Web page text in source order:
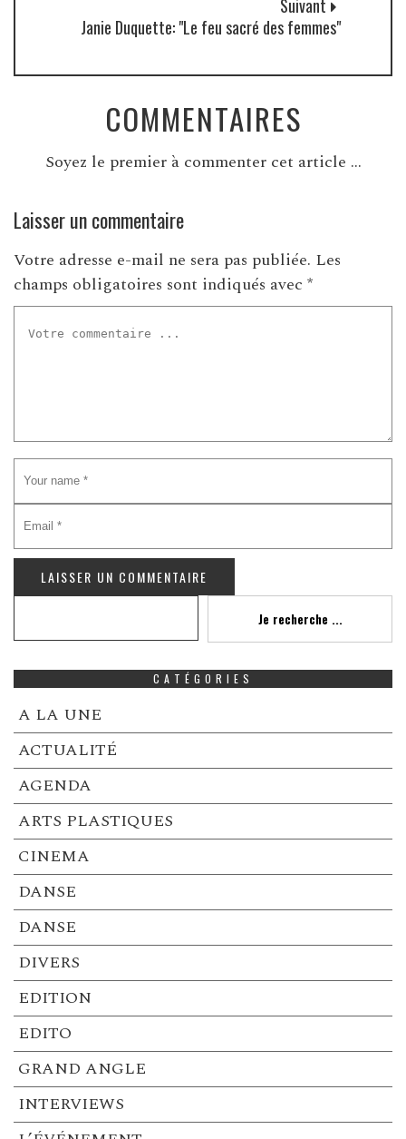
Suivant
Janie Duquette: "Le feu sacré des femmes"
COMMENTAIRES
Soyez le premier à commenter cet article ...
Laisser un commentaire
Votre adresse e-mail ne sera pas publiée. Les
champs obligatoires sont indiqués avec *
Je recherche ...
CATÉGORIES
A LA UNE
ACTUALITÉ
AGENDA
ARTS PLASTIQUES
CINEMA
DANSE
DANSE
DIVERS
EDITION
EDITO
GRAND ANGLE
INTERVIEWS